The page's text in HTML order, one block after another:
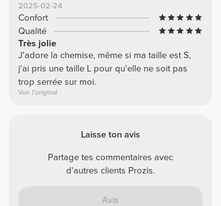
2025-02-24
Confort
Qualité
Très jolie
J'adore la chemise, même si ma taille est S,
j'ai pris une taille L pour qu'elle ne soit pas
trop serrée sur moi.
Voir l'original
Laisse ton avis
Partage tes commentaires avec
d'autres clients Prozis.
Avis